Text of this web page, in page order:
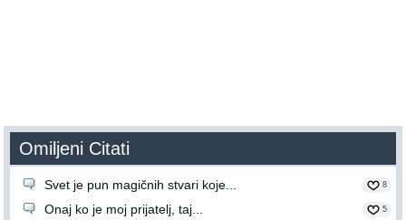
Omiljeni Citati
Svet je pun magičnih stvari koje... 8
Onaj ko je moj prijatelj, taj... 5